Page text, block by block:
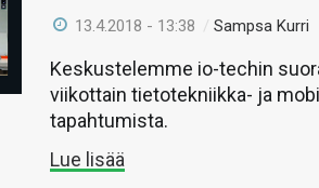
13.4.2018 - 13:38 /Sampsa Kurri
Keskustelemme io-techin
viikottain tietotekniikka- ja
tapahtumista.
Lue lisää